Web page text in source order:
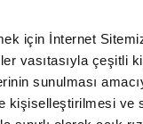
için İnternet
vasıtasıyla çeşitli
sunulması
kişiselleştirilmesi